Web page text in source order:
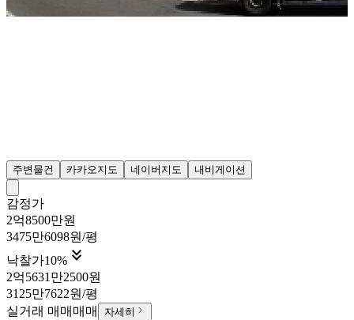
주변물건 카카오지도 네이버지도 내비게이션
감정가
2억8500만원
3475만6098원/평
낙찰가10% 
2억5631만2500원
3125만7622원/평
실거래 매매 매매 자세히